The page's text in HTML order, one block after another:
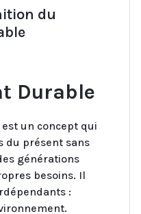
du
Durable
un concept qui
du présent sans
générations
besoins. Il
: